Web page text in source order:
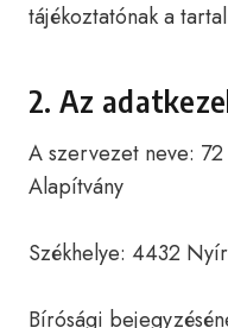
tájékoztatónak a
2. Az
A szervezet neve:
Alapítvány
Székhelye: 4432
Bírósági